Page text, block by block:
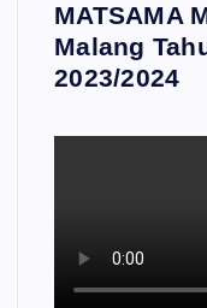
MATSAMA
Malang
2023/2024